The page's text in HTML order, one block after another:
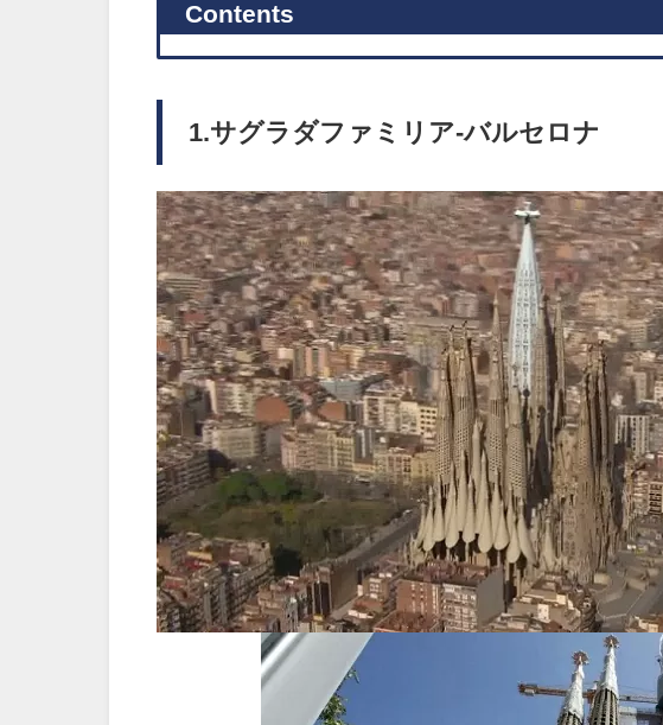
Contents
1.サグラダファミリア-バルセロナ